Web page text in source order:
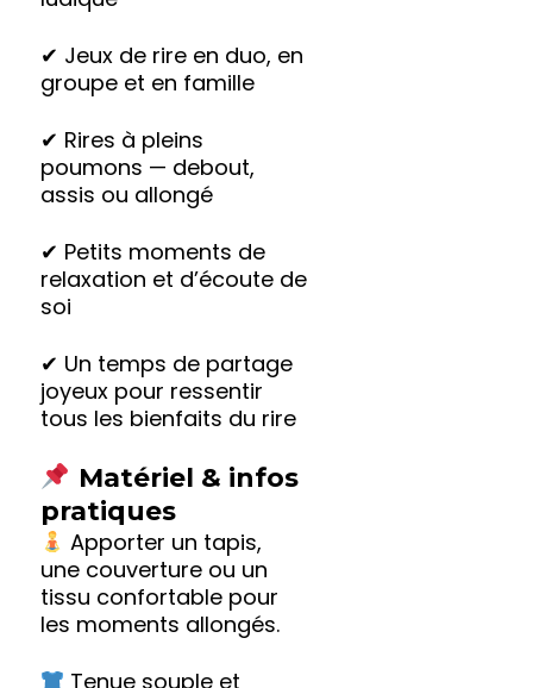
✔ Jeux de rire en duo, en
groupe et en famille
✔ Rires à pleins
poumons — debout,
assis ou allongé
✔ Petits moments de
relaxation et d’écoute de
soi
✔ Un temps de partage
joyeux pour ressentir
tous les bienfaits du rire
Matériel & infos
pratiques
Apporter un tapis,
une couverture ou un
tissu confortable pour
les moments allongés.
Tenue souple et